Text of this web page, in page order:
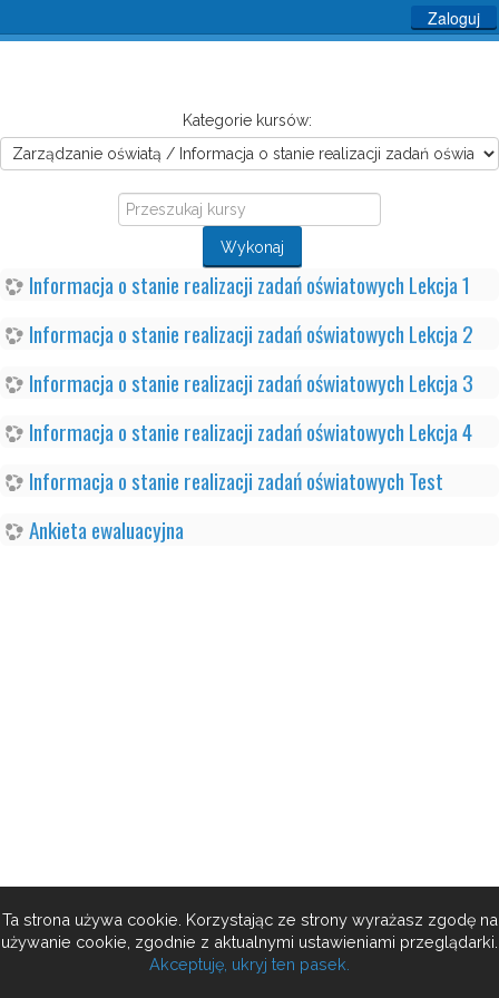
Zaloguj
Kategorie kursów:
Przeszukaj
kursy
Wykonaj
Informacja o stanie realizacji zadań oświatowych Lekcja 1
Informacja o stanie realizacji zadań oświatowych Lekcja 2
Informacja o stanie realizacji zadań oświatowych Lekcja 3
Informacja o stanie realizacji zadań oświatowych Lekcja 4
Informacja o stanie realizacji zadań oświatowych Test
Ankieta ewaluacyjna
Ta strona używa cookie. Korzystając ze strony wyrażasz zgodę na
używanie cookie, zgodnie z aktualnymi ustawieniami przeglądarki.
Akceptuję, ukryj ten pasek.